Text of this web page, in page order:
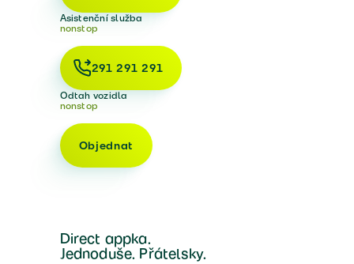
Asistenční služba
nonstop
291 291 291
Odtah vozidla
nonstop
Objednat
Direct appka.
Jednoduše. Přátelsky.